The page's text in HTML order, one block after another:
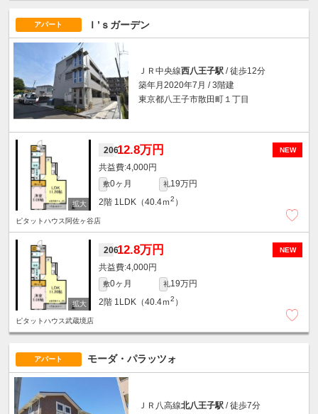
アパート Ｉ’ｓガーデン
ＪＲ中央線西八王子駅 / 徒歩12分
築年月2020年7月 / 3階建
東京都八王子市散田町１丁目
NEW
20612.8万円
4,000円
敷0ヶ月 礼19万円
2階 1LDK（40.4ｍ2 ）
ピタットハウス阿佐ヶ谷店
NEW
20612.8万円
4,000円
敷0ヶ月 礼19万円
2階 1LDK（40.4ｍ2 ）
ピタットハウス武蔵境店
アパート モーダ・パラッツォ
ＪＲ八高線北八王子駅 / 徒歩7分